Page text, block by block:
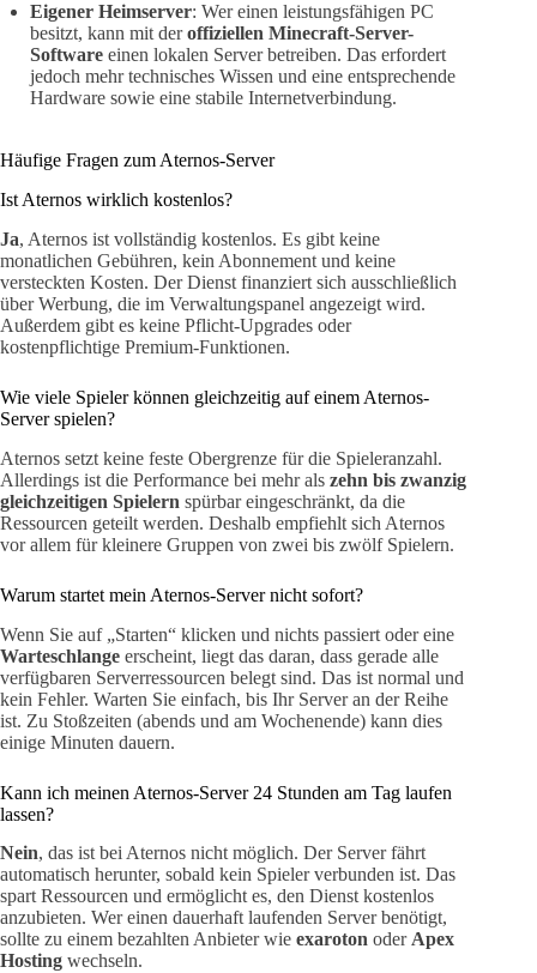
Eigener Heimserver: Wer einen leistungsfähigen PC
besitzt, kann mit deroffiziellen Minecraft-Server-
Software einen lokalen Server betreiben. Das erfordert
jedoch mehr technisches Wissen und eine entsprechende
Hardware sowie eine stabile Internetverbindung.
Häufige Fragen zum Aternos-Server
Ist Aternos wirklich kostenlos?
Ja, Aternos ist vollständig kostenlos. Es gibt keine
monatlichen Gebühren, kein Abonnement und keine
versteckten Kosten. Der Dienst finanziert sich ausschließlich
über Werbung, die im Verwaltungspanel angezeigt wird.
Außerdem gibt es keine Pflicht-Upgrades oder
kostenpflichtige Premium-Funktionen.
Wie viele Spieler können gleichzeitig auf einem Aternos-
Server spielen?
Aternos setzt keine feste Obergrenze für die Spieleranzahl.
Allerdings ist die Performance bei mehr als zehn bis zwanzig
gleichzeitigen Spielern spürbar eingeschränkt, da die
Ressourcen geteilt werden. Deshalb empfiehlt sich Aternos
vor allem für kleinere Gruppen von zwei bis zwölf Spielern.
Warum startet mein Aternos-Server nicht sofort?
Wenn Sie auf „Starten“ klicken und nichts passiert oder eine
Warteschlange erscheint, liegt das daran, dass gerade alle
verfügbaren Serverressourcen belegt sind. Das ist normal und
kein Fehler. Warten Sie einfach, bis Ihr Server an der Reihe
ist. Zu Stoßzeiten (abends und am Wochenende) kann dies
einige Minuten dauern.
Kann ich meinen Aternos-Server 24 Stunden am Tag laufen
lassen?
Nein, das ist bei Aternos nicht möglich. Der Server fährt
automatisch herunter, sobald kein Spieler verbunden ist. Das
spart Ressourcen und ermöglicht es, den Dienst kostenlos
anzubieten. Wer einen dauerhaft laufenden Server benötigt,
sollte zu einem bezahlten Anbieter wie exaroton oderApex
Hosting wechseln.